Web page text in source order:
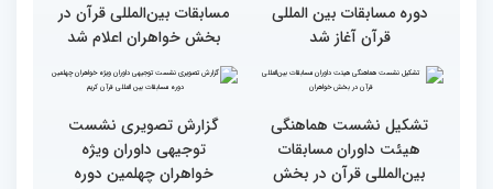
رقابت بخش بانوان چهلمین
دوره مسابقات بین المللی
قرآن آغاز شد
نوبت اجرای شرکت‌کنندگان
مسابقات بین‌المللی قرآن در
بخش خواهران اعلام شد